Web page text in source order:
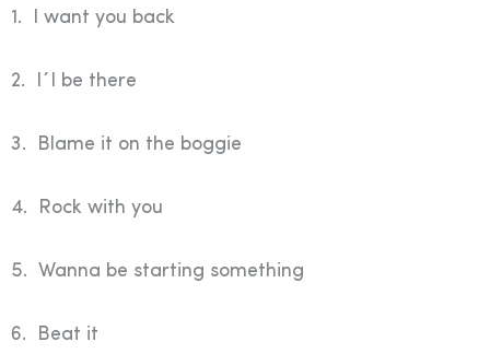
1. I want you back
2. I´l be there
3. Blame it on the boggie
4. Rock with you
5. Wanna be starting something
6. Beat it